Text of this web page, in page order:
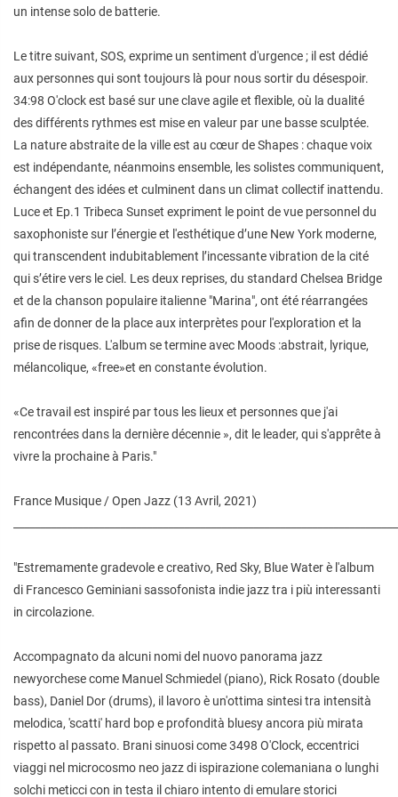
un intense solo de batterie.
Le titre suivant, SOS, exprime un sentiment d'urgence ; il est dédié
aux personnes qui sont toujours là pour nous sortir du désespoir.
34:98 O'clock est basé sur une clave agile et flexible, où la dualité
des différents rythmes est mise en valeur par une basse sculptée.
La nature abstraite de la ville est au cœur de Shapes : chaque voix
est indépendante, néanmoins ensemble, les solistes communiquent,
échangent des idées et culminent dans un climat collectif inattendu.
Luce et Ep.1 Tribeca Sunset expriment le point de vue personnel du
saxophoniste sur l’énergie et l'esthétique d’une New York moderne,
qui transcendent indubitablement l’incessante vibration de la cité
qui s’étire vers le ciel. Les deux reprises, du standard Chelsea Bridge
et de la chanson populaire italienne "Marina", ont été réarrangées
afin de donner de la place aux interprètes pour l'exploration et la
prise de risques. L'album se termine avec Moods :abstrait, lyrique,
mélancolique, «free»et en constante évolution.
«Ce travail est inspiré par tous les lieux et personnes que j'ai
rencontrées dans la dernière décennie », dit le leader, qui s'apprête à
vivre la prochaine à Paris."
France Musique / Open Jazz (13 Avril, 2021)
"Estremamente gradevole e creativo, Red Sky, Blue Water è l'album
di Francesco Geminiani sassofonista indie jazz tra i più interessanti
in circolazione.
Accompagnato da alcuni nomi del nuovo panorama jazz
newyorchese come Manuel Schmiedel (piano), Rick Rosato (double
bass), Daniel Dor (drums), il lavoro è un'ottima sintesi tra intensità
melodica, 'scatti' hard bop e profondità bluesy ancora più mirata
rispettoal passato. Brani sinuosi come 3498 O'Clock, eccentrici
viaggi nel microcosmo neo jazz di ispirazione colemaniana o lunghi
solchi meticci con in testa il chiaro intento di emulare storici